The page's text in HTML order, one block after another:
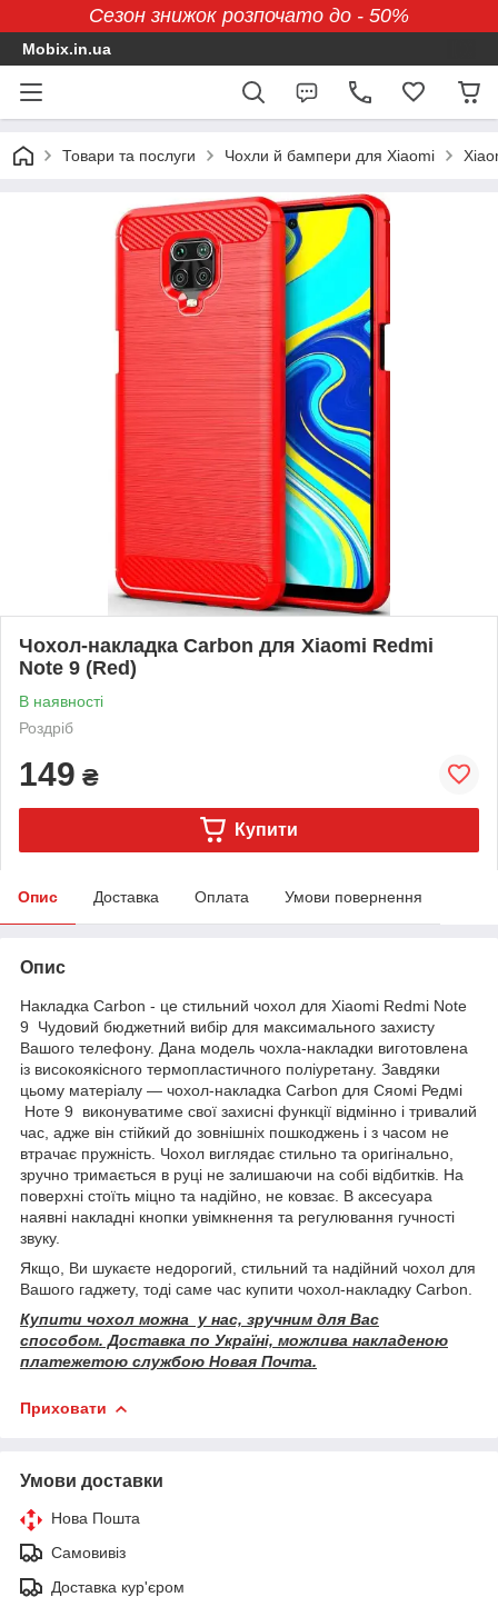
Сезон знижок розпочато до - 50%
Mobix.in.ua
Товари та послуги Чохли й бампери для Xiaomi
Чохол-накладка Carbon для Xiaomi Redmi
Note 9 (Red)
В наявності
Роздріб
149 ₴
Купити
Опис Доставка Оплата Умови повернення
Опис
Накладка Carbon - це стильний чохол для Xiaomi Redmi Note
9 Чудовий бюджетний вибір для максимального захисту
Вашого телефону. Дана модель чохла-накладки виготовлена
із високоякісного термопластичного поліуретану. Завдяки
цьому матеріалу — чохол-накладка Carbon для Сяомі Редмі
Ноте 9 виконуватиме свої захисні функції відмінно і тривалий
час, адже він стійкий до зовнішніх пошкоджень і з часом не
втрачає пружність. Чохол виглядає стильно та оригінально,
зручно тримається в руці не залишаючи на собі відбитків. На
поверхні стоїть міцно та надійно, не ковзає. В аксесуара
наявні накладні кнопки увімкнення та регулювання гучності
звуку.
Якщо, Ви шукаєте недорогий, стильний та надійний чохол для
Вашого гаджету, тоді саме час купити чохол-накладку Carbon.
Купити чохол можна у нас, зручним для Вас
способом. Доставка по Україні, можлива накладеною
платежетою службою Новая Почта.
Приховати
Умови доставки
Нова Пошта
Самовивіз
Доставка кур'єром